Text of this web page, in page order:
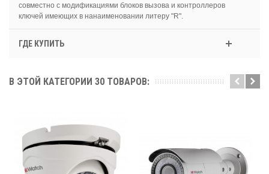
совместно с модификациями блоков вызова и контроллеров
ключей имеющих в нанаименовании литеру "R".
ГДЕ КУПИТЬ
В ЭТОЙ КАТЕГОРИИ 30 ТОВАРОВ: